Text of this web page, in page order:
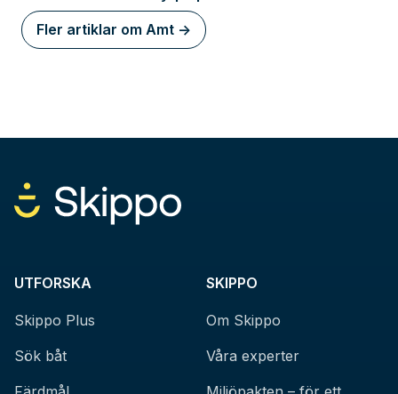
Fler artiklar om Amt ->
UTFORSKA
Skippo Plus
Sök båt
SKIPPO
Om Skippo
Våra experter